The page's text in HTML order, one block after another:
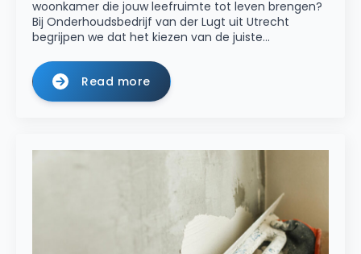
woonkamer die jouw leefruimte tot leven brengen?
Bij Onderhoudsbedrijf van der Lugt uit Utrecht
begrijpen we dat het kiezen van de juiste…
Read more